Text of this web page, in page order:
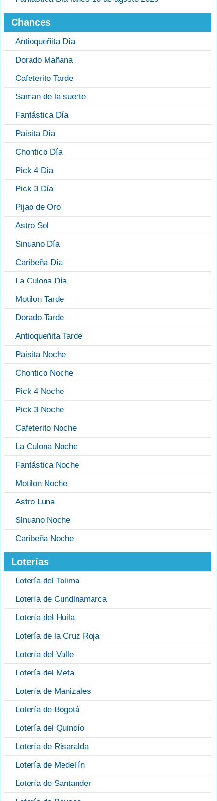
Chances
Antioqueñita Día
Dorado Mañana
Cafeterito Tarde
Saman de la suerte
Fantástica Día
Paisita Día
Chontico Día
Pick 4 Día
Pick 3 Día
Pijao de Oro
Astro Sol
Sinuano Día
Caribeña Día
La Culona Día
Motilon Tarde
Dorado Tarde
Antioqueñita Tarde
Paisita Noche
Chontico Noche
Pick 4 Noche
Pick 3 Noche
Cafeterito Noche
La Culona Noche
Fantástica Noche
Motilon Noche
Astro Luna
Sinuano Noche
Caribeña Noche
Loterías
Lotería del Tolima
Lotería de Cundinamarca
Lotería del Huila
Lotería de la Cruz Roja
Lotería del Valle
Lotería del Meta
Lotería de Manizales
Lotería de Bogotá
Lotería del Quindío
Lotería de Risaralda
Lotería de Medellín
Lotería de Santander